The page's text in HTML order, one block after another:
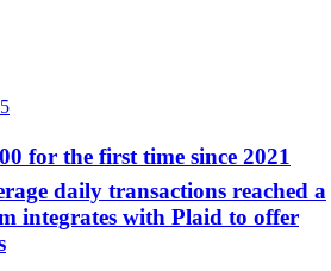
for the first time since 2021
daily transactions reached a
integrates with Plaid to offer